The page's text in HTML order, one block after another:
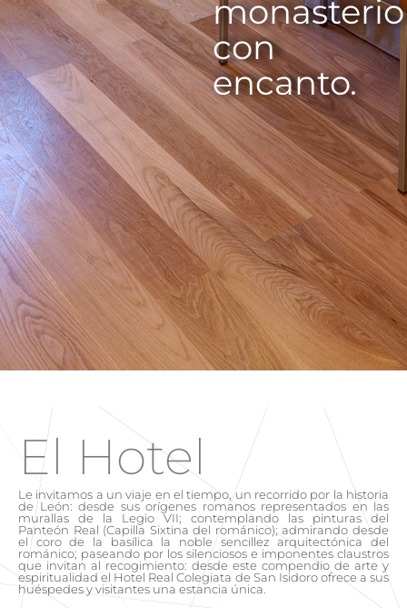
monasterio
con
encanto.
El Hotel
Le invitamos a un viaje en el tiempo, un recorrido por la historia
de León: desde sus orígenes romanos representados en las
murallas de la Legio VII; contemplando las pinturas del
Panteón Real (Capilla Sixtina del románico); admirando desde
el coro de la basílica la noble sencillez arquitectónica del
románico; paseando por los silenciosos e imponentes claustros
que invitan al recogimiento: desde este compendio de arte y
espiritualidad el Hotel Real Colegiata de San Isidoro ofrece a sus
huéspedes y visitantes una estancia única.